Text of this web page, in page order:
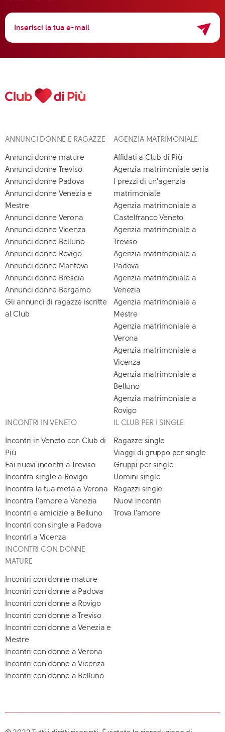
ANNUNCI DONNE E RAGAZZE
Annunci donne mature
Annunci donne Treviso
Annunci donne Padova
Annunci donne Venezia e
Mestre
Annunci donne Verona
Annunci donne Vicenza
Annunci donne Belluno
Annunci donne Rovigo
Annunci donne Mantova
Annunci donne Brescia
Annunci donne Bergamo
Gli annunci di ragazze iscritte
al Club
AGENZIA MATRIMONIALE
Affidati a Club di Più
Agenzia matrimoniale seria
I prezzi di un'agenzia
matrimoniale
Agenzia matrimoniale a
Castelfranco Veneto
Agenzia matrimoniale a
Treviso
Agenzia matrimoniale a
Padova
Agenzia matrimoniale a
Venezia
Agenzia matrimoniale a
Mestre
Agenzia matrimoniale a
Verona
Agenzia matrimoniale a
Vicenza
Agenzia matrimoniale a
Belluno
Agenzia matrimoniale a
Rovigo
INCONTRI IN VENETO
Incontri in Veneto con Club di
Più
Fai nuovi incontri a Treviso
Incontra single a Rovigo
Incontra la tua metà a Verona
Incontra l'amore a Venezia
Incontri e amicizie a Belluno
Incontri con single a Padova
Incontri a Vicenza
IL CLUB PER I SINGLE
Ragazze single
Viaggi di gruppo per single
Gruppi per single
Uomini single
Ragazzi single
Nuovi incontri
Trova l'amore
INCONTRI CON DONNE
MATURE
Incontri con donne mature
Incontri con donne a Padova
Incontri con donne a Rovigo
Incontri con donne a Treviso
Incontri con donne a Venezia e
Mestre
Incontri con donne a Verona
Incontri con donne a Vicenza
Incontri con donne a Belluno